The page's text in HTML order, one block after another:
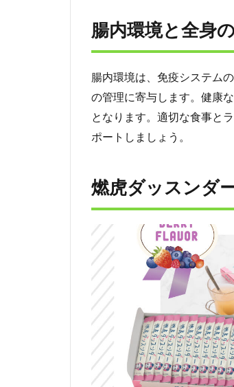
環
境
全
身
の
健
康
虎
ス
ン
ダ
ー
腸内環境と全身
腸内環境は、免疫システム
の管理に寄与します。健康
となります。適切な食事と
ポートしましょう。
燃虎ダッスンダ